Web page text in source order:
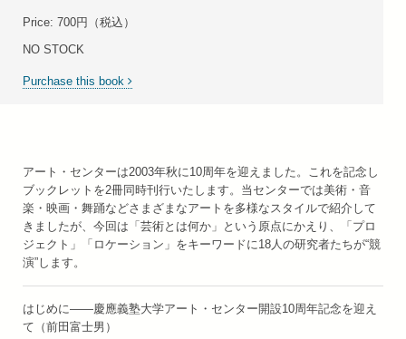
Price: 700円（税込）
NO STOCK
Purchase this book
アート・センターは2003年秋に10周年を迎えました。これを記念し
ブックレットを2冊同時刊行いたします。当センターでは美術・音
楽・映画・舞踊などさまざまなアートを多様なスタイルで紹介して
きましたが、今回は「芸術とは何か」という原点にかえり、「プロ
ジェクト」「ロケーション」をキーワードに18人の研究者たちが“競
演”します。
はじめに——慶應義塾大学アート・センター開設10周年記念を迎え
て（前田富士男）